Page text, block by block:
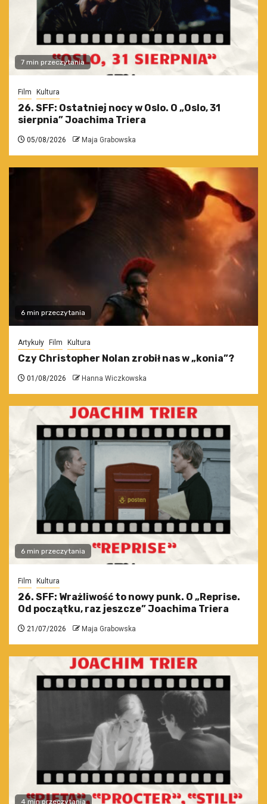
7 min przeczytania
Film Kultura
26. SFF: Ostatniej nocy w Oslo. O „Oslo, 31
sierpnia” Joachima Triera
05/08/2026 Maja Grabowska
6 min przeczytania
Artykuły Film Kultura
Czy Christopher Nolan zrobił nas w „konia”?
01/08/2026 Hanna Wiczkowska
6 min przeczytania
Film Kultura
26. SFF: Wrażliwość to nowy punk. O „Reprise.
Od początku, raz jeszcze” Joachima Triera
21/07/2026 Maja Grabowska
4 min przeczytania